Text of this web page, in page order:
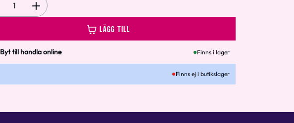
1
LÄGG TILL
Byt till handla online Finns i lager
Finns ej i butikslager